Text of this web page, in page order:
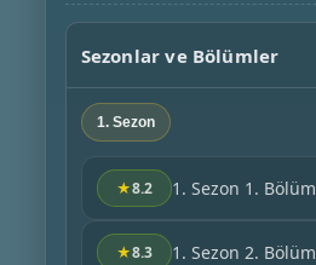
Sezonlar ve Bölümler
1. Sezon
★8.2 1. Sezon 1. Bölüm
★8.3 1. Sezon 2. Bölüm